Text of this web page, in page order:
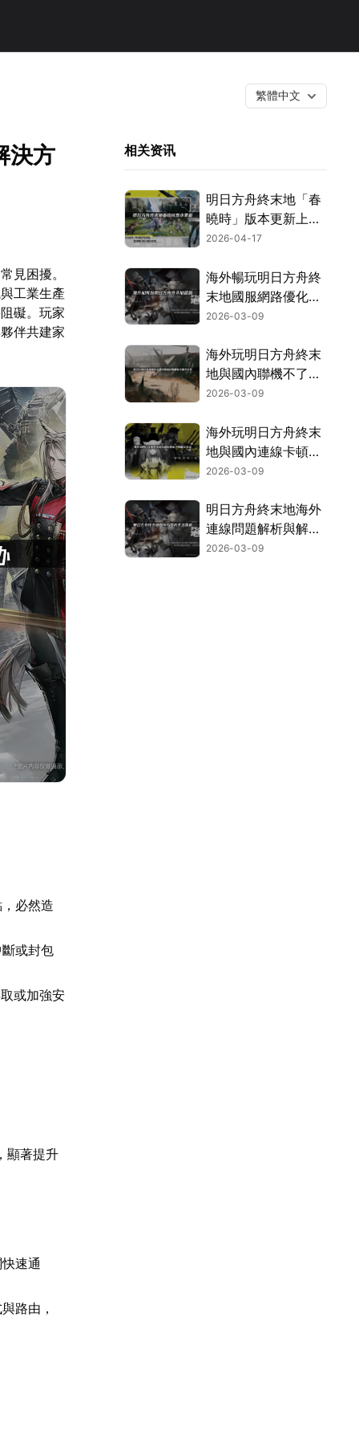
繁體中文
決方
見困擾。
工業生產
礙。玩家
伴共建家
必然造
或封包
或加強安
顯著提升
速通
路由，
相关资讯
明日方舟終末地「春
曉時」版本更新上
線！完整內容與暢玩
2026-04-17
海外暢玩明日方舟終
末地國服網路優化全
攻略！
2026-03-09
海外玩明日方舟終末
地與國內聯機不了難
題全解析！
2026-03-09
海外玩明日方舟終末
地與國內連線卡頓：
網路延遲解決全攻
2026-03-09
明日方舟終末地海外
連線問題解析與解決
方案！
2026-03-09